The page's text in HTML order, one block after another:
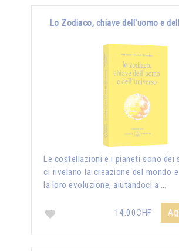
Lo Zodiaco, chiave dell'uomo e
Le costellazioni e i pianeti sono dei
ci rivelano la creazione del mondo e
la loro evoluzione, aiutandoci a …
14.00CHF